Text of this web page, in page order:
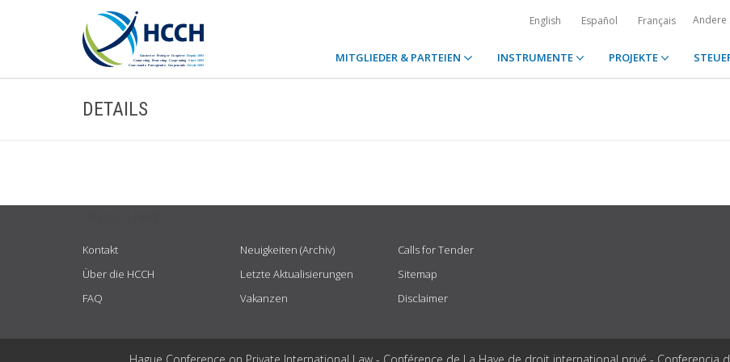
English Español Français Andere
MITGLIEDER & PARTEIEN INSTRUMENTE PROJEKTE
DETAILS
Kontakt
Über die HCCH
FAQ
Neuigkeiten (Archiv)
Letzte Aktualisierungen
Vakanzen
Calls for Tender
Sitemap
Disclaimer